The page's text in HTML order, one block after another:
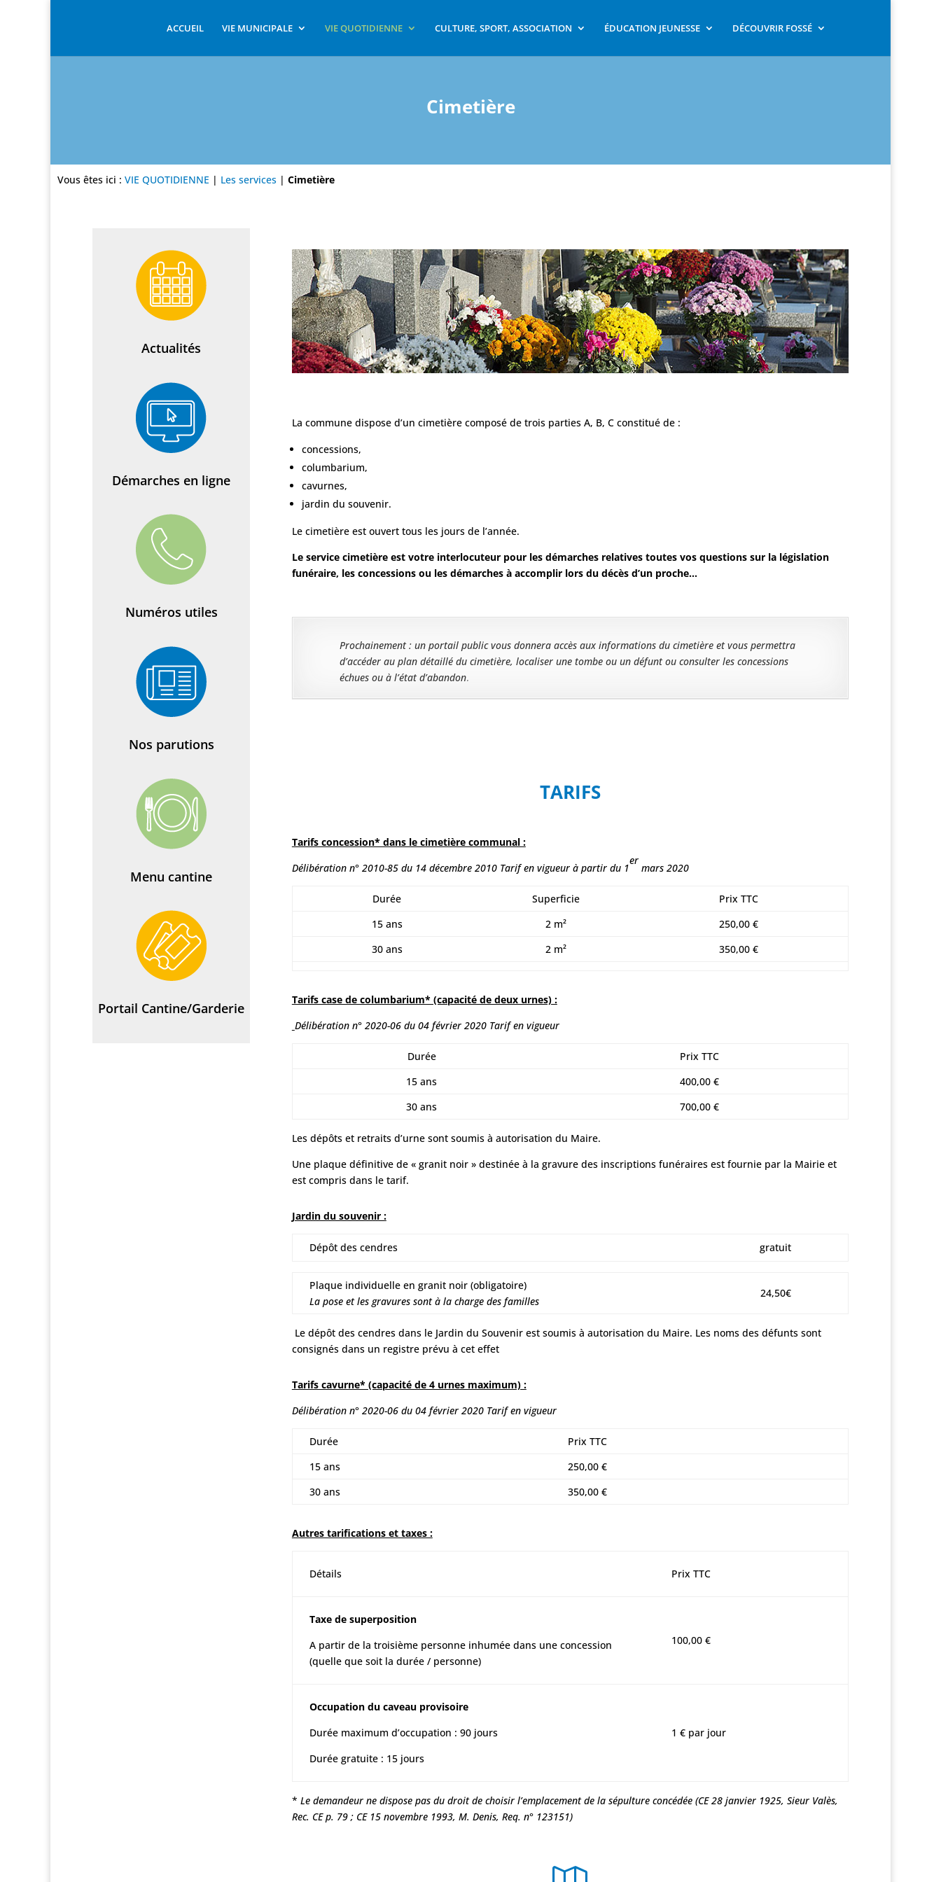
ACCUEIL VIE MUNICIPALE VIE QUOTIDIENNE CULTURE, SPORT, ASSOCIATION ÉDUCATION JEUNESSE DÉCOUVRIR FOSSÉ
Cimetière
Vous êtes ici : VIE QUOTIDIENNE | Les services | Cimetière
Actualités
Démarches en ligne
Numéros utiles
Nos parutions
Menu cantine
Portail Cantine/Garderie
La commune dispose d’un cimetière composé de trois parties A, B, C constitué de :
concessions,
columbarium,
cavurnes,
jardin du souvenir.
Le cimetière est ouvert tous les jours de l’année.
Le service cimetière est votre interlocuteur pour les démarches relatives toutes vos questions sur la législation
funéraire, les concessions ou les démarches à accomplir lors du décès d’un proche…
Prochainement : un portail public vous donnera accès aux informations du cimetière et vous permettra
d’accéder au plan détaillé du cimetière, localiser une tombe ou un défunt ou consulter les concessions
échues ou à l’état d’abandon.
TARIFS
Tarifs concession* dans le cimetière communal :
Délibération n° 2010-85 du 14 décembre 2010 Tarif en vigueur à partir du 1
er
mars 2020
Durée Superficie
Prix TTC
15 ans
2 m²
250,00 €
30 ans
2 m² 350,00 €
Tarifs case de columbarium* (capacité de deux urnes) :
Délibération n° 2020-06 du 04 février 2020 Tarif en vigueur
Durée
Prix TTC
15 ans
400,00 €
30 ans
700,00 €
Les dépôts et retraits d’urne sont soumis à autorisation du Maire.
Une plaque définitive de « granit noir » destinée à la gravure des inscriptions funéraires est fournie par la Mairie et
est compris dans le tarif.
Jardin du souvenir :
Dépôt des cendres gratuit
Plaque individuelle en granit noir (obligatoire)
La pose et les gravures sont à la charge des familles
24,50€
Le dépôt des cendres dans le Jardin du Souvenir est soumis à autorisation du Maire. Les noms des défunts sont
consignés dans un registre prévu à cet effet
Tarifs cavurne* (capacité de 4 urnes maximum) :
Délibération n° 2020-06 du 04 février 2020 Tarif en vigueur
Durée
Prix TTC
15 ans
250,00 €
30 ans
350,00 €
Autres tarifications et taxes :
Détails Prix TTC
Taxe de superposition
A partir de la troisième personne inhumée dans une concession
(quelle que soit la durée / personne)
100,00 €
Occupation du caveau provisoire
Durée maximum d’occupation : 90 jours
Durée gratuite : 15 jours
1 € par jour
* Le demandeur ne dispose pas du droit de choisir l’emplacement de la sépulture concédée (CE 28 janvier 1925, Sieur Valès,
Rec. CE p. 79 ; CE 15 novembre 1993, M. Denis, Req. n° 123151)